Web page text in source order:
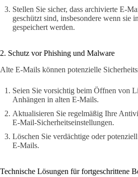
Stellen Sie sicher, dass archivierte E-
geschützt sind, insbesondere wenn sie
gespeichert werden.
2. Schutz vor Phishing und Malware
Alte E-Mails können potenzielle
Seien Sie vorsichtig beim Öffnen von
Anhängen in alten E-Mails.
Aktualisieren Sie regelmäßig Ihre
E-Mail-Sicherheitseinstellungen.
Löschen Sie verdächtige oder
E-Mails.
Technische Lösungen für fortgeschrittene